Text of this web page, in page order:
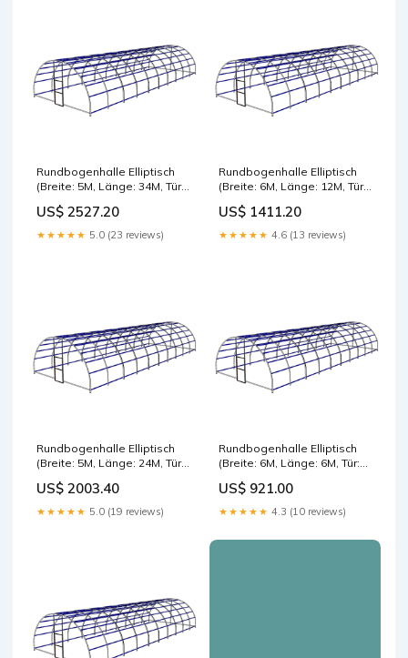
Rundbogenhalle Elliptisch
(Breite: 5M, Länge: 34M, Tür:
Bizophole
US$ 2527.20
★★★★★ 5.0 (23 reviews)
Rundbogenhalle Elliptisch
(Breite: 6M, Länge: 12M, Tür:
Bizophole
US$ 1411.20
★★★★★ 4.6 (13 reviews)
Rundbogenhalle Elliptisch
(Breite: 5M, Länge: 24M, Tür:
Bizophole+Izofelt
US$ 2003.40
★★★★★ 5.0 (19 reviews)
Rundbogenhalle Elliptisch
(Breite: 6M, Länge: 6M, Tür:
ohne Isolation
US$ 921.00
★★★★★ 4.3 (10 reviews)